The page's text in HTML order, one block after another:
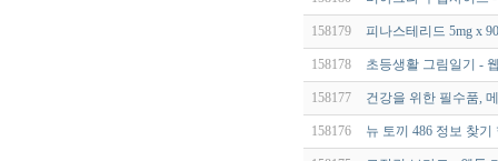
158179 피나스테리드 5mg x
158178 초등생활 그림일기 -
158177 건강을 위한 필수품,
158176 뉴 토끼 486 정보 찾